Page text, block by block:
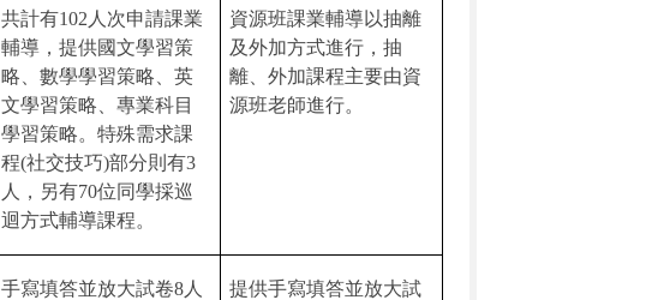
共計有102 人次申請課業
輔導，提供國文學習策
略、數學學習策略、英
文學習策略、專業科目
學習策略。特殊需求課
程(社交技巧)部分則有3
人，另有70位同學採巡
迴方式輔導課程。
資源班課業輔導以抽離
及外加方式進行，抽
離、外加課程主要由資
源班老師進行。
手寫填答並放大試卷8人
提供手寫填答並放大試